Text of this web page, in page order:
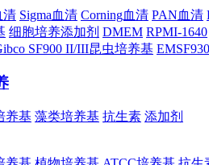
清 Sigma血清 Corning血清 PAN血清
细胞培养添加剂 DMEM RPMI-1640
SF900 II/III昆虫培养基
养基 藻类培养基 抗生素 添加剂